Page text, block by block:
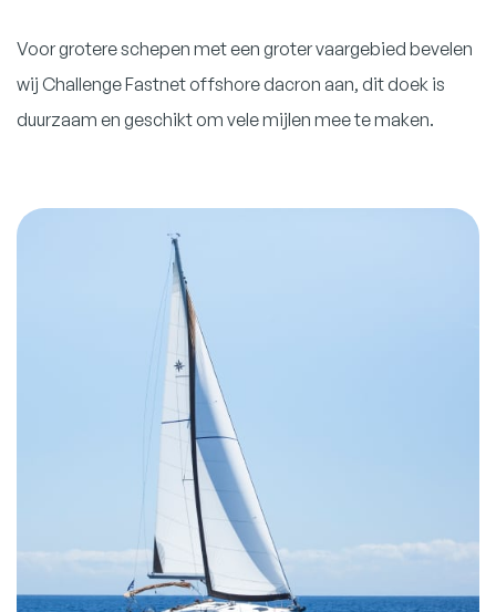
Voor grotere schepen met een groter vaargebied bevelen
wij Challenge Fastnet offshore dacron aan, dit doek is
duurzaam en geschikt om vele mijlen mee te maken.